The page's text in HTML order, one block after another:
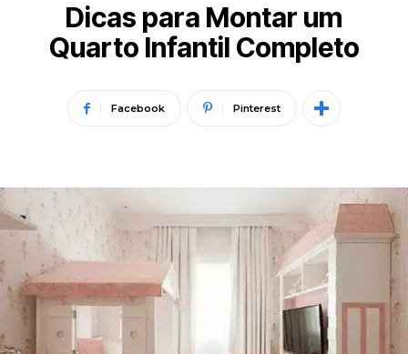
Dicas para Montar um
Quarto Infantil Completo
Facebook Pinterest